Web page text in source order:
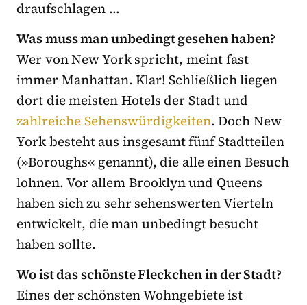
draufschlagen …
Was muss man unbedingt gesehen haben?
Wer von New York spricht, meint fast
immer Manhattan. Klar! Schließlich liegen
dort die meisten Hotels der Stadt und
zahlreiche Sehenswürdigkeiten. Doch New
York besteht aus insgesamt fünf Stadtteilen
(»Boroughs« genannt), die alle einen Besuch
lohnen. Vor allem Brooklyn und Queens
haben sich zu sehr sehenswerten Vierteln
entwickelt, die man unbedingt besucht
haben sollte.
Wo ist das schönste Fleckchen in der Stadt?
Eines der schönsten Wohngebiete ist